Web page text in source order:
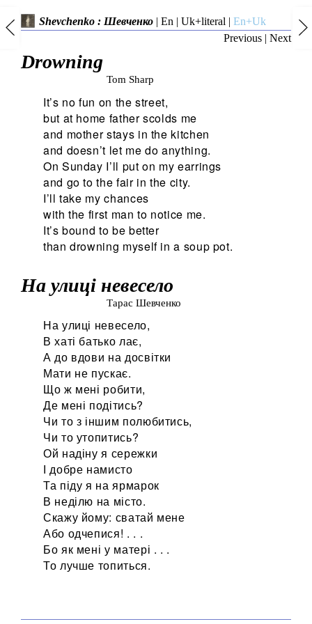
Shevchenko : Шевченко| En | Uk+literal | En+Uk
Previous | Next
Drowning
Tom Sharp
It’s no fun on the street,
but at home father scolds me
and mother stays in the kitchen
and doesn’t let me do anything.
On Sunday I’ll put on my earrings
and go to the fair in the city.
I’ll take my chances
with the first man to notice me.
It’s bound to be better
than drowning myself in a soup pot.
На улиці невесело
Тарас Шевченко
На улиці невесело,
В хаті батько лає,
А до вдови на досвітки
Мати не пускає.
Що ж мені робити,
Де мені подітись?
Чи то з іншим полюбитись,
Чи то утопитись?
Ой надіну я сережки
І добре намисто
Та піду я на ярмарок
В неділю на місто.
Скажу йому: сватай мене
Або одчепися! . . .
Бо як мені у матері . . .
То лучше топиться.